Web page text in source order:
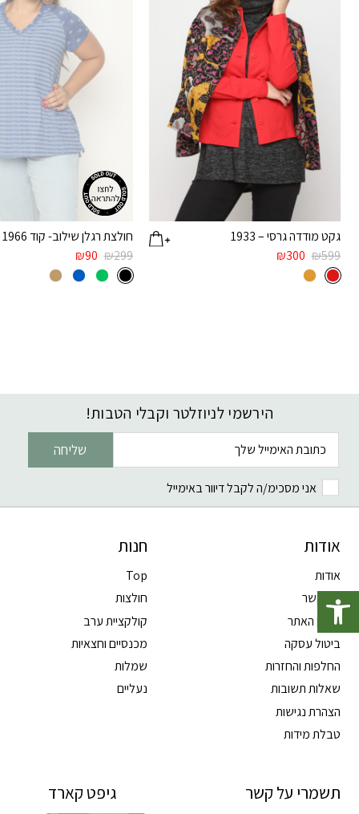
פתח סרגל נגישות
גקט מודדה גרסי – 1933
₪599
₪300
חולצת רגלן שילוב- קוד 1966
₪299
₪90
הירשמי לניוזלטר וקבלי הטבות!
שליחה
אני מסכימ/ה לקבל דיוור באימייל
אודות
אודות
צרו קשר
תקנון האתר
ביטול עסקה
החלפות והחזרות
שאלות תשובות
הצהרת נגישות
טבלת מידות
חנות
Top
חולצות
קולקציית ערב
מכנסיים וחצאיות
שמלות
נעליים
תשמרי על קשר גיפט קארד